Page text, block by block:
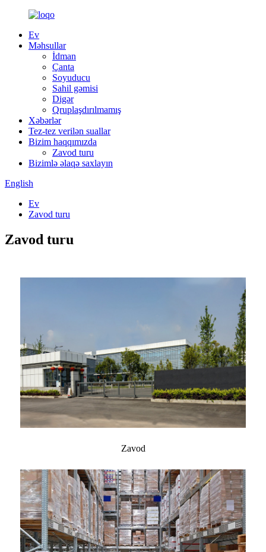
Ev
Məhsullar
İdman
Çanta
Soyuducu
Sahil gəmisi
Digər
Qruplaşdırılmamış
Xəbərlər
Tez-tez verilən suallar
Bizim haqqımızda
Zavod turu
Bizimlə əlaqə saxlayın
English
Ev
Zavod turu
Zavod turu
Zavod